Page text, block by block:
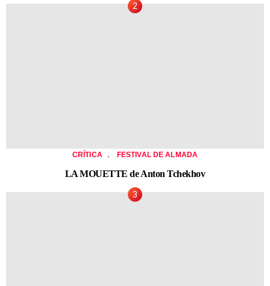
CRÍTICA FESTIVAL DE ALMADA
LA MOUETTE de Anton Tchekhov